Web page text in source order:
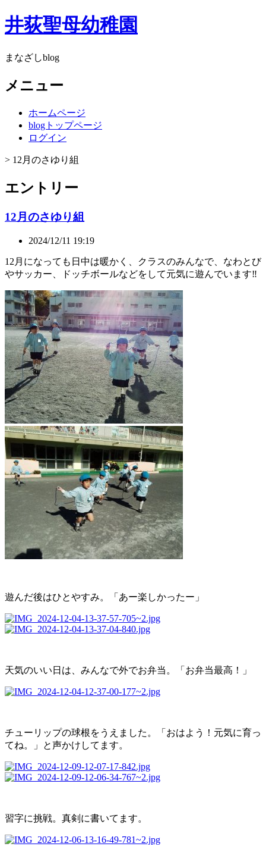
井荻聖母幼稚園
まなざしblog
メニュー
ホームページ
blogトップページ
ログイン
> 12月のさゆり組
エントリー
12月のさゆり組
2024/12/11 19:19
12月になっても日中は暖かく、クラスのみんなで、なわとび
やサッカー、ドッチボールなどをして元気に遊んでいます‼
遊んだ後はひとやすみ。「あー楽しかったー」
天気のいい日は、みんなで外でお弁当。「お弁当最高！」
チューリップの球根をうえました。「おはよう！元気に育っ
てね。」と声かけしてます。
習字に挑戦。真剣に書いてます。